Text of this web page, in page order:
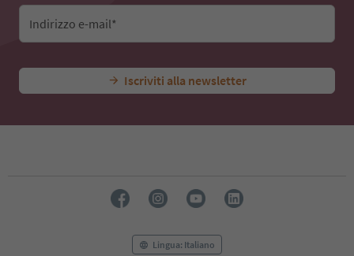
Indirizzo e-mail*
Iscriviti alla newsletter
Lingua: Italiano